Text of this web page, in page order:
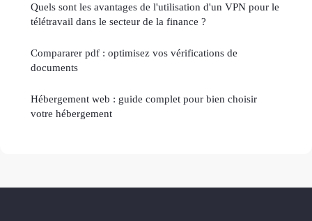
Quels sont les avantages de l'utilisation d'un VPN pour le
télétravail dans le secteur de la finance ?
Compararer pdf : optimisez vos vérifications de
documents
Hébergement web : guide complet pour bien choisir
votre hébergement